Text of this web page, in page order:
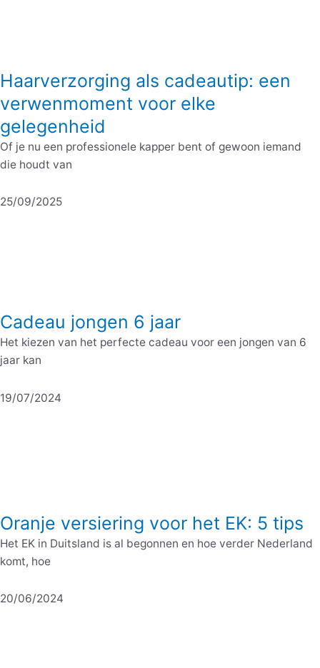
Haarverzorging als cadeautip: een
verwenmoment voor elke
gelegenheid
Of je nu een professionele kapper bent of gewoon iemand
die houdt van
25/09/2025
Cadeau jongen 6 jaar
Het kiezen van het perfecte cadeau voor een jongen van 6
jaar kan
19/07/2024
Oranje versiering voor het EK: 5 tips
Het EK in Duitsland is al begonnen en hoe verder Nederland
komt, hoe
20/06/2024